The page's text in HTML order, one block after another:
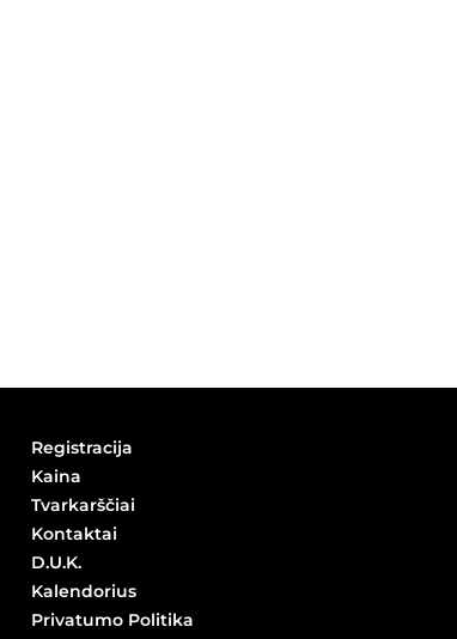
Registracija
Kaina
Tvarkarščiai
Kontaktai
D.U.K.
Kalendorius
Privatumo Politika